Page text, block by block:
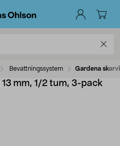
Bevattningssystem Gardena
mm, 1/2 tum, 3-pack